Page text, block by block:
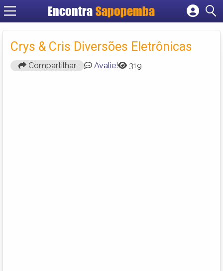
Encontra Sapopemba
Cadastrar empresa
Fazer login
Criar conta
Crys & Cris Diversões Eletrônicas
Compartilhar Avalie! 319